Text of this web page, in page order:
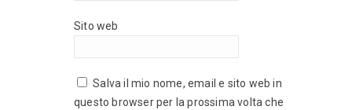
Sito web
Salva il mio nome, email e sito web in
questo browser per la prossima volta che